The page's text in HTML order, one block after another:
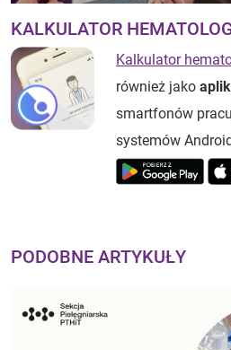
KALKULATOR
Kalkulator
również jako
smartfonów
systemów
PODOBNE ARTYKUŁY